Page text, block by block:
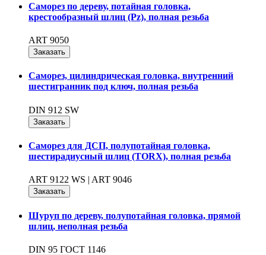
Саморез по дереву, потайная головка,
крестообразный шлиц (Pz), полная резьба
ART 9050
Заказать
Саморез, цилиндрическая головка, внутренний
шестигранник под ключ, полная резьба
DIN 912 SW
Заказать
Саморез для ДСП, полупотайная головка,
шестирадиусный шлиц (TORX), полная резьба
ART 9122 WS | ART 9046
Заказать
Шуруп по дереву, полупотайная головка, прямой
шлиц, неполная резьба
DIN 95 ГОСТ 1146